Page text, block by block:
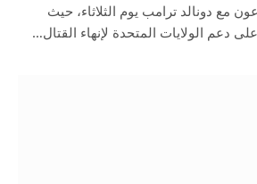
مع دونالد ترامب يوم الثلاثاء، حيث
دعم الولايات المتحدة لإنهاء القتال…